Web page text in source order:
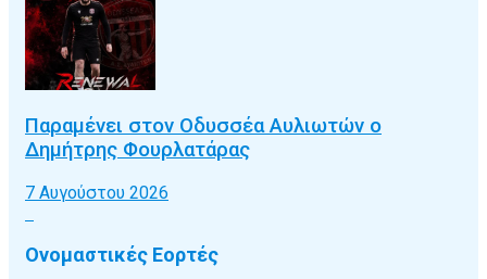
Παραμένει στον Οδυσσέα Αυλιωτών ο
Δημήτρης Φουρλατάρας
7 Αυγούστου 2026
Ονομαστικές Εορτές